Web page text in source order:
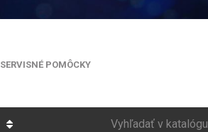
SERVISNÉ POMÔCKY
Vyhľadať v katalógu